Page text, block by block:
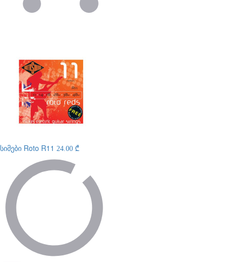
სიმები Roto R11 24.00 ₾